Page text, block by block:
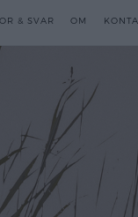
& SVAR OM
& SVAR OM